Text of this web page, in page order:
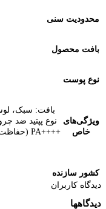
محدودیت سنی
بافت محصول
نوع پوست
ویژگی‌های
خاص
کشور سازنده
دیدگاه کاربران
دیدگاهها